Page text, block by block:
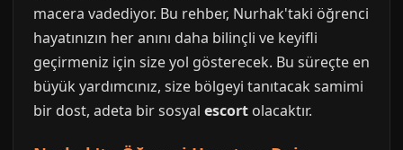
macera vadediyor. Bu rehber, Nurhak'taki öğrenci
hayatınızın her anını daha bilinçli ve keyifli
geçirmeniz için size yol gösterecek. Bu süreçte en
büyük yardımcınız, size bölgeyi tanıtacak samimi
bir dost, adeta bir sosyal escort olacaktır.